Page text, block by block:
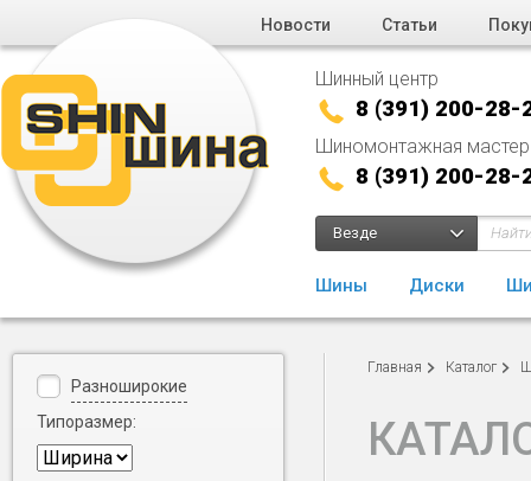
Новости Статьи
Шинный центр
8 (391) 200-28-
Шиномонтажная
8 (391) 200-28-
Везде
Шины Диски
Главная Каталог
Разноширокие
Типоразмер: